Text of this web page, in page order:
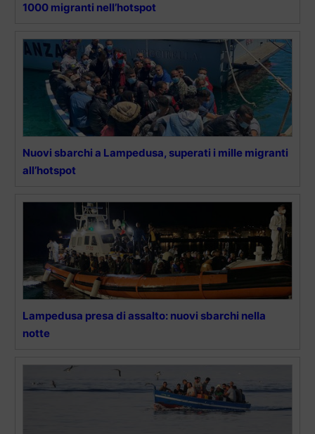
1000 migranti nell’hotspot
Nuovi sbarchi a Lampedusa, superati i mille migranti
all’hotspot
Lampedusa presa di assalto: nuovi sbarchi nella
notte